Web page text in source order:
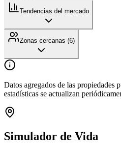
Tendencias del mercado
Zonas cercanas (6)
Datos agregados de las propiedades
estadísticas se actualizan
Simulador de Vida